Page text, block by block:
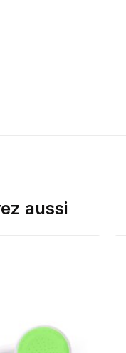
aussi